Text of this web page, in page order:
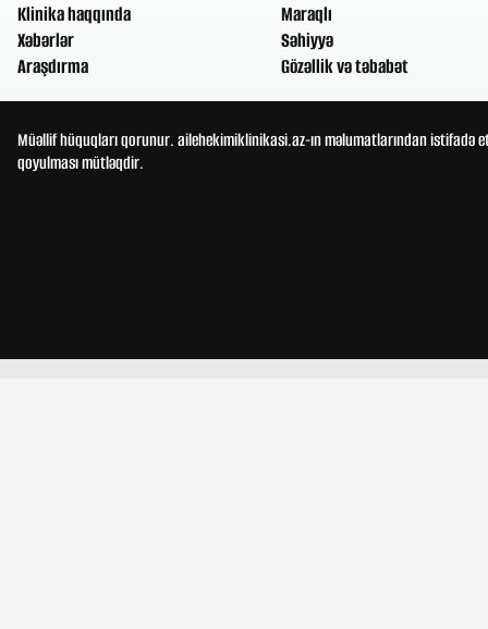
Klinika haqqında
Xəbərlər
Araşdırma
Maraqlı
Səhiyyə
Gözəllik və təbabət
Müəllif hüquqları qorunur. ailehekimiklinikasi.az-ın məlumatlarından
qoyulması mütləqdir.